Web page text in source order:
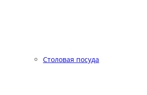
Столовая посуда